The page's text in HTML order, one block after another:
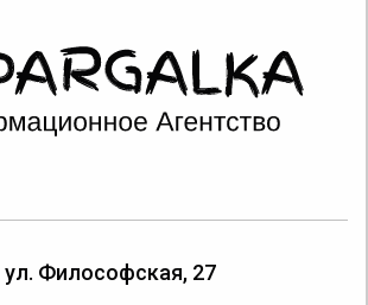
ул. Философская, 27